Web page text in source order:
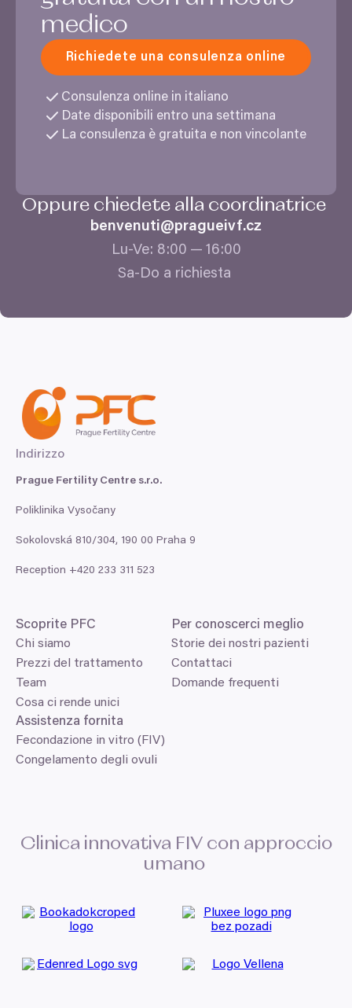
medico
Richiedete una consulenza online
Consulenza online in italiano
Date disponibili entro una settimana
La consulenza è gratuita e non vincolante
Oppure chiedete alla coordinatrice
benvenuti@​pragueivf.​cz
Lu-Ve: 8:00 — 16:00
Sa-Do a richiesta
Indirizzo
Prague Fertility Centre s.r.o.
Poliklinika Vysočany
Sokolovská 810/304, 190 00 Praha 9
Reception +420 233 311 523
Scoprite PFC
Chi siamo
Cosa ci rende unici
Team
Prezzi del trattamento
Assistenza fornita
Fecondazione in vitro (FIV)
Congelamento degli ovuli
Per conoscerci meglio
Storie dei nostri pazienti
Domande frequenti
Contattaci
Clinica innovativa FIVcon approccio
umano